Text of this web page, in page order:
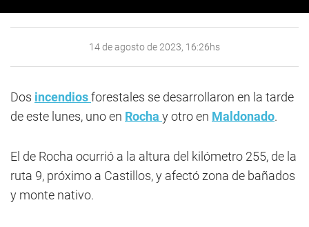
14 de agosto de 2023, 16:26hs
Dos incendiosforestales se desarrollaron en la tarde
de este lunes, uno en Rocha y otro en Maldonado.
El de Rocha ocurrió a la altura del kilómetro 255, de la
ruta 9, próximo a Castillos, y afectó zona de bañados
y monte nativo.